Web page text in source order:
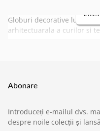
Globuri decorative
arhitectuarala a curilor si
Abonare
Introduceți e-mailul dvs.
despre noile colecții și
Service si